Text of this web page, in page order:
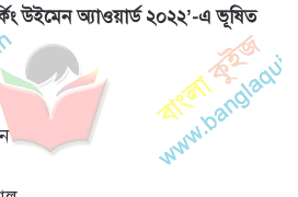
উইমেন অ্যাওয়ার্ড ২০২২’-এ ভূষিত